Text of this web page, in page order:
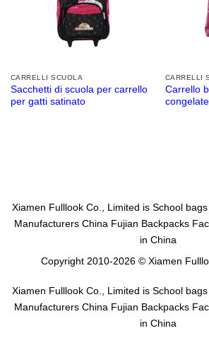
CARRELLI SCUOLA
Sacchetti di scuola per carrello
per gatti satinato
CARRELLI
Carrello
Xiamen Fulllook Co., Limited is School
Manufacturers China Fujian Backpacks
in China
Copyright 2010-2026 © Xiamen
Xiamen Fulllook Co., Limited is School
Manufacturers China Fujian Backpacks
in China